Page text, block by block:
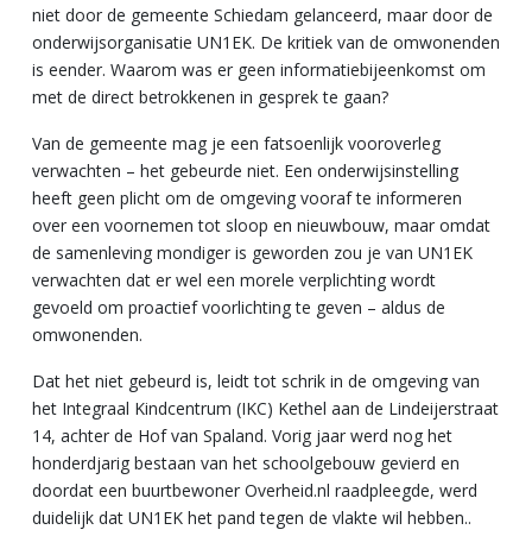
niet door de gemeente Schiedam gelanceerd, maar door de
onderwijsorganisatie UN1EK. De kritiek van de omwonenden
is eender. Waarom was er geen informatiebijeenkomst om
met de direct betrokkenen in gesprek te gaan?
Van de gemeente mag je een fatsoenlijk vooroverleg
verwachten – het gebeurde niet. Een onderwijsinstelling
heeft geen plicht om de omgeving vooraf te informeren
over een voornemen tot sloop en nieuwbouw, maar omdat
de samenleving mondiger is geworden zou je van UN1EK
verwachten dat er wel een morele verplichting wordt
gevoeld om proactief voorlichting te geven – aldus de
omwonenden.
Dat het niet gebeurd is, leidt tot schrik in de omgeving van
het Integraal Kindcentrum (IKC) Kethel aan de Lindeijerstraat
14, achter de Hof van Spaland. Vorig jaar werd nog het
honderdjarig bestaan van het schoolgebouw gevierd en
doordat een buurtbewoner Overheid.nl raadpleegde, werd
duidelijk dat UN1EK het pand tegen de vlakte wil hebben..